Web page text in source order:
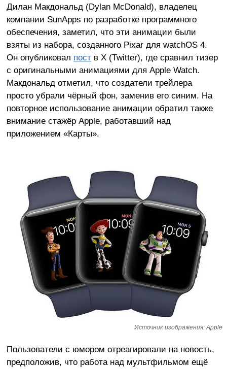
Дилан Макдональд (Dylan McDonald), владелец
компании SunApps по разработке программного
обеспечения, заметил, что эти анимации были
взяты из набора, созданного Pixar для watchOS 4.
Он опубликовал поств X (Twitter), где сравнил тизер
с оригинальными анимациями для Apple Watch.
Макдональд отметил, что создатели трейлера
просто убрали чёрный фон, заменив его синим. На
повторное использование анимации обратил также
внимание стажёр Apple, работавший над
приложением «Карты».
Источник изображения: Apple
Пользователи с юмором отреагировали на новость,
предположив, что работа над мультфильмом ещё